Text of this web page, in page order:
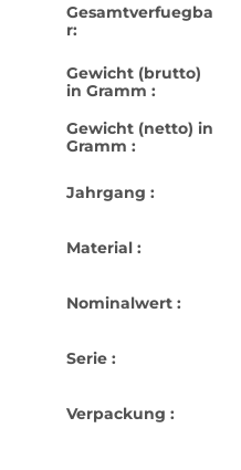
Gesamtverfuegba
r:
Gewicht (brutto)
in Gramm :
Gewicht (netto) in
Gramm :
Jahrgang :
Material :
Nominalwert :
Serie :
Verpackung :